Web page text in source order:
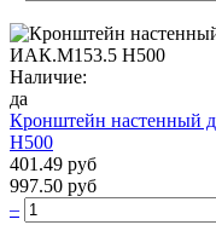
Наличие:
да
Кронштейн настенный
Н500
401.49 руб
997.50 руб
–